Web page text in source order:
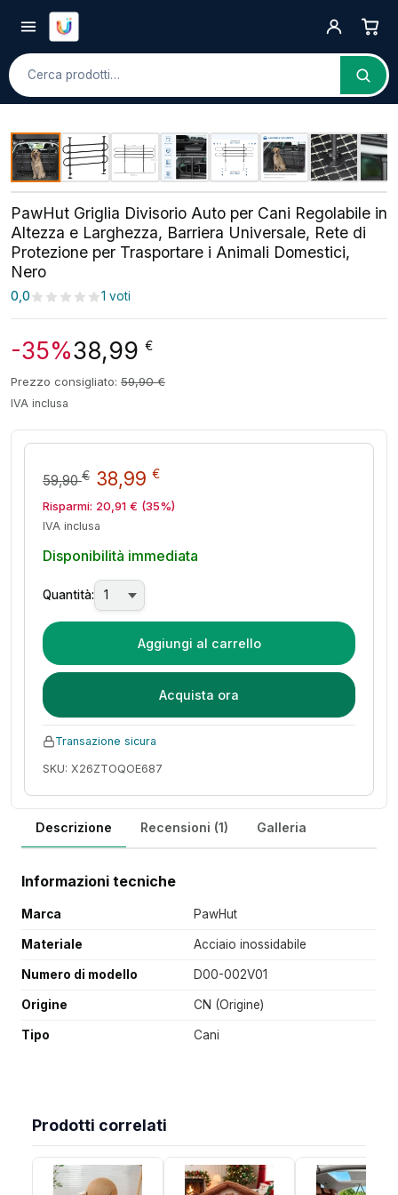
Cerca
PawHut Griglia Divisorio Auto per Cani Regolabile in
Altezza e Larghezza, Barriera Universale, Rete di
Protezione per Trasportare i Animali Domestici,
Nero
0,0 1 voti
-35%38,99 €
Prezzo consigliato: 59,90€
IVA inclusa
59,90€ Il prezzo originale era: 59,90
38,99 €Il prezzo attuale è:
Risparmi: 20,91 € (35%)
IVA inclusa
Disponibilità immediata
Quantità:
Aggiungi al carrello
Acquista ora
Transazione sicura
SKU: X26ZTOQOE687
Descrizione Recensioni (1) Galleria
Informazioni tecniche
Marca PawHut
Materiale Acciaio inossidabile
Numero di modello D00-002V01
Origine CN (Origine)
Tipo Cani
Prodotti correlati